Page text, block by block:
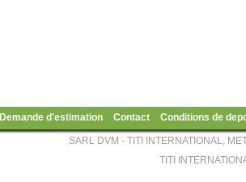
Demande d'estimation Contact Conditions de
SARL DVM - TITI INTERNATIONAL,
TITI